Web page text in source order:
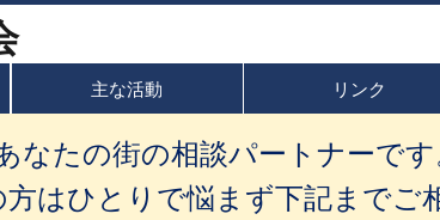
主な活動 リンク
なたの街の相談パートナーです
はひとりで悩まず下記までご